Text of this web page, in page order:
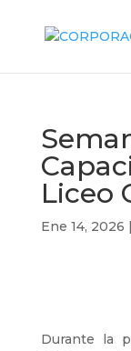
Liceo
Ene 14, 2026 |
Durante la